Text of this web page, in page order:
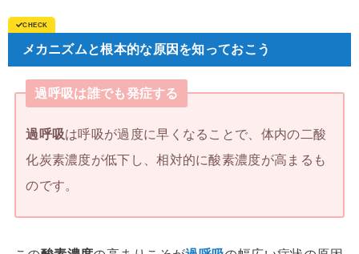
メカニズムと根本的な原因を知っておこう
過呼吸は誰でも発症する
過呼吸は呼吸が過度に早くなることで、体内の二酸
化炭素濃度が低下し、相対的に酸素濃度が高まるも
のです。